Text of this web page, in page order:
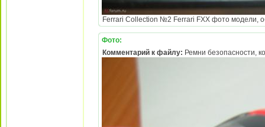
Ferrari Collection №2 Ferrari FXX фото модели,
Фото:
Комментарий к файлу: Ремни безопасности,